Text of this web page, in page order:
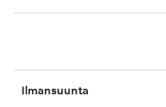
ilmansuunta